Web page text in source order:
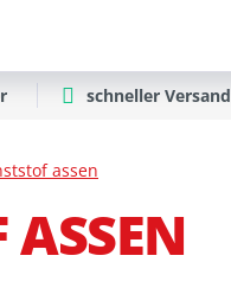
schneller Versand
assen